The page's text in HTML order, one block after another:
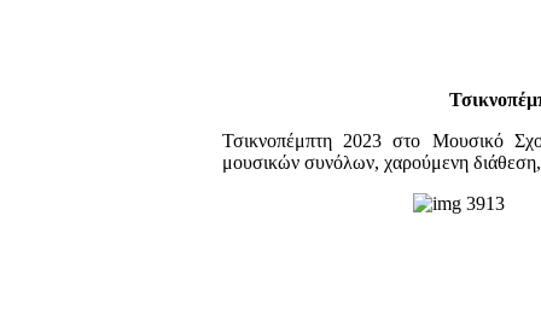
Τσικνοπέμπτη 2023 στο Μουσικό
μουσικών συνόλων, χαρούμενη διάθεση,